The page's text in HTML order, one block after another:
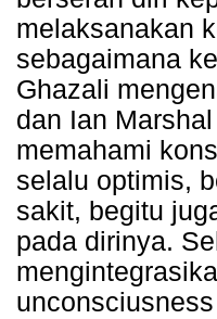
melaksanakan
sebagaimana
Ghazali
dan Ian
memahami
selalu optimis,
sakit, begitu
pada dirinya.